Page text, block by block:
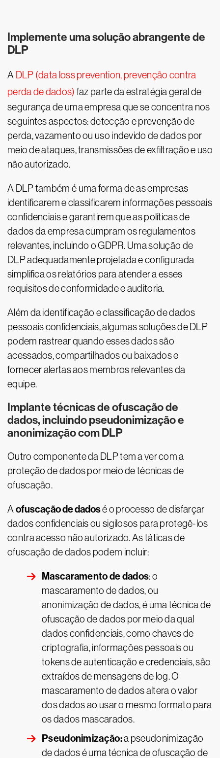
Implemente uma solução abrangente de
DLP
A DLP (data loss prevention, prevenção contra
perda de dados) faz parte da estratégia geral de
segurança de uma empresa que se concentra nos
seguintes aspectos: detecção e prevenção de
perda, vazamento ou uso indevido de dados por
meio de ataques, transmissões de exfiltração e uso
não autorizado.
A DLP também é uma forma de as empresas
identificarem e classificarem informações pessoais
confidenciais e garantirem que as políticas de
dados da empresa cumpram os regulamentos
relevantes, incluindo o GDPR. Uma solução de
DLP adequadamente projetada e configurada
simplifica os relatórios para atender a esses
requisitos de conformidade e auditoria.
Além da identificação e classificação de dados
pessoais confidenciais, algumas soluções de DLP
podem rastrear quando esses dados são
acessados, compartilhados ou baixados e
fornecer alertas aos membros relevantes da
equipe.
Implante técnicas de ofuscação de
dados, incluindo pseudonimização e
anonimização com DLP
Outro componente da DLP tem a ver com a
proteção de dados por meio de técnicas de
ofuscação.
A ​​ofuscação de dadosé o processo de disfarçar
dados confidenciais ou sigilosos para protegê-los
contra acesso não autorizado. As táticas de
ofuscação de dados podem incluir:
Mascaramento de dados: o
mascaramento de dados, ou
anonimização de dados, é uma técnica de
ofuscação de dados por meio da qual
dados confidenciais, como chaves de
criptografia, informações pessoais ou
tokens de autenticação e credenciais, são
extraídos de mensagens de log. O
mascaramento de dados altera o valor
dos dados ao usar o mesmo formato para
os dados mascarados.
Pseudonimização:a pseudonimização
de dados é uma técnica de ofuscação de